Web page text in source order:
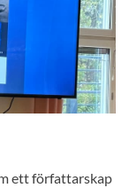
ett författarskap